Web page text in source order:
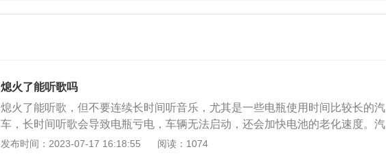
熄火了能听歌吗
熄火了能听歌，但不要连续长时间听音乐，尤其是一些电瓶使用时间比较长的汽
车，长时间听歌会导致电瓶亏电，车辆无法启动，还会加快电池的老化速度。汽
车熄火要做的事：1、关车灯：车辆熄火之后需要将大灯关闭，开启大灯会消耗
发布时间：2023-07-17 16:18:55 阅读：1074